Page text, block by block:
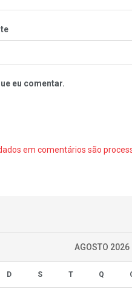
eu comentar.
em comentários são
AGOSTO 2026
D S T Q